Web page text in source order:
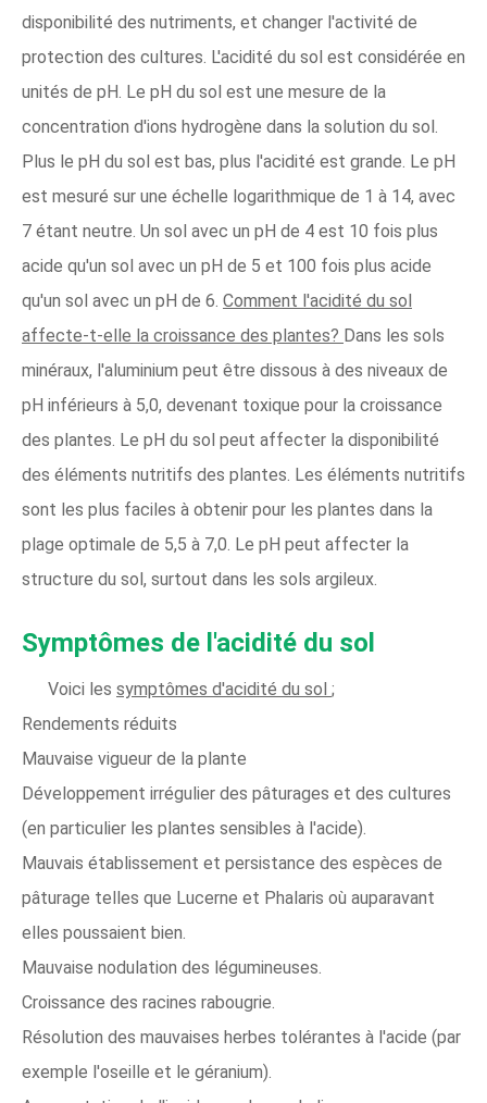
disponibilité des nutriments, et changer l'activité de
protection des cultures. L'acidité du sol est considérée en
unités de pH. Le pH du sol est une mesure de la
concentration d'ions hydrogène dans la solution du sol.
Plus le pH du sol est bas, plus l'acidité est grande. Le pH
est mesuré sur une échelle logarithmique de 1 à 14, avec
7 étant neutre. Un sol avec un pH de 4 est 10 fois plus
acide qu'un sol avec un pH de 5 et 100 fois plus acide
qu'un sol avec un pH de 6. Comment l'acidité du sol
affecte-t-elle la croissance des plantes? Dans les sols
minéraux, l'aluminium peut être dissous à des niveaux de
pH inférieurs à 5,0, devenant toxique pour la croissance
des plantes. Le pH du sol peut affecter la disponibilité
des éléments nutritifs des plantes. Les éléments nutritifs
sont les plus faciles à obtenir pour les plantes dans la
plage optimale de 5,5 à 7,0. Le pH peut affecter la
structure du sol, surtout dans les sols argileux.
Symptômes de l'acidité du sol
Voici les symptômes d'acidité du sol ;
Rendements réduits
Mauvaise vigueur de la plante
Développement irrégulier des pâturages et des cultures
(en particulier les plantes sensibles à l'acide).
Mauvais établissement et persistance des espèces de
pâturage telles que Lucerne et Phalaris où auparavant
elles poussaient bien.
Mauvaise nodulation des légumineuses.
Croissance des racines rabougrie.
Résolution des mauvaises herbes tolérantes à l'acide (par
exemple l'oseille et le géranium).